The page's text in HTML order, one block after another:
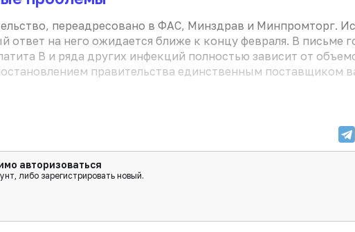
переадресовано в ФАС, Минздрав и Минпромторг.
ответ на него ожидается ближе к концу февраля. В письме
B и ряда других инфекций полностью зависит от
правительства единственным поставщиком
авторизоваться
либо зарегистрировать новый.